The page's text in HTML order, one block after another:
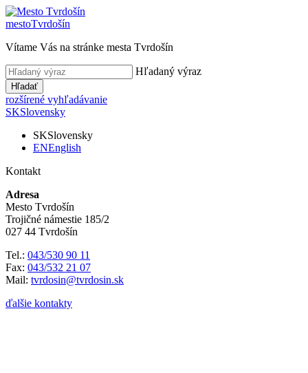
mestoTvrdošín
Vítame Vás na stránke mesta Tvrdošín
Hľadaný výraz
Hľadať
rozšírené vyhľadávanie
SKSlovensky
SKSlovensky
ENEnglish
Kontakt
Adresa
Mesto Tvrdošín
Trojičné námestie 185/2
027 44 Tvrdošín
Tel.: 043/530 90 11
Fax: 043/532 21 07
Mail: tvrdosin@tvrdosin.sk
ďalšie kontakty